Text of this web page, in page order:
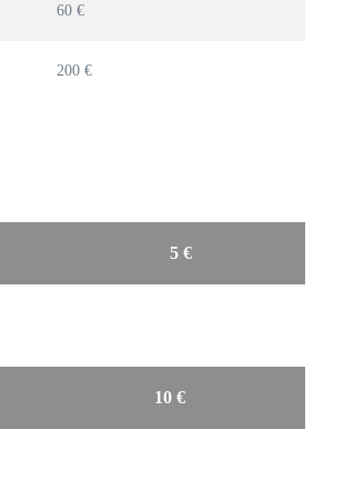
60 €
200 €
5 €
10 €